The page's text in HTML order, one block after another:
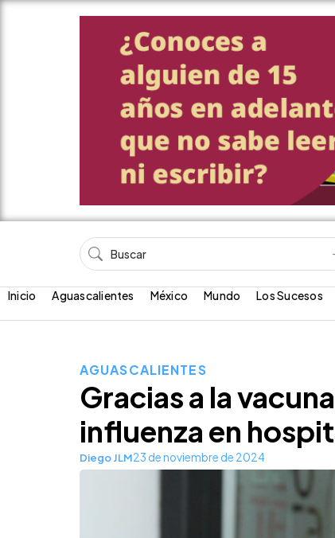
Inicio Aguascalientes México Mundo Los Sucesos
AGUASCALIENTES
Gracias a la
influenza en
Diego JLM23 de noviembre de 2024